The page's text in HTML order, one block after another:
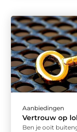
Aanbiedingen
Vertrouw op
Ben je ooit